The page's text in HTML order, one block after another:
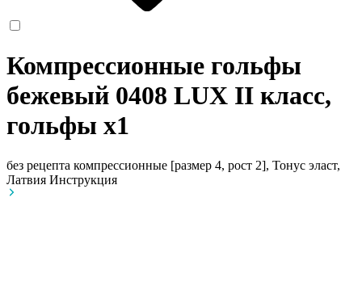
Компрессионные гольфы
бежевый 0408 LUX II класс,
гольфы x1
без рецепта компрессионные [размер 4, рост 2], Тонус эласт,
Латвия Инструкция